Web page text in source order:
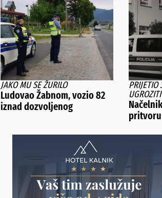
JAKO MU SE ŽURILO
Ludovao Žabnom, vozio 82
iznad dozvoljenog
PRIJETIO
pritvoru